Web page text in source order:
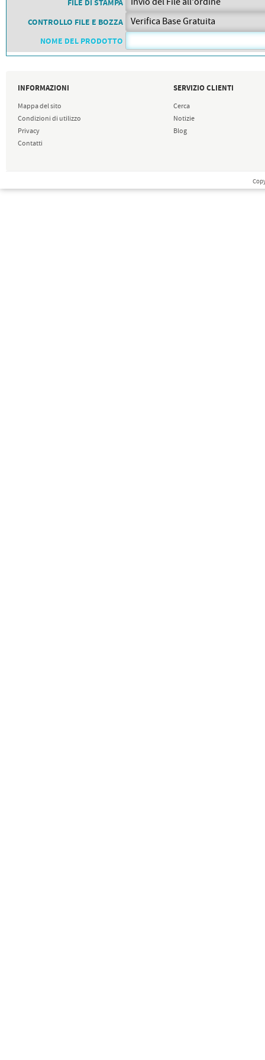
PETTORALI NUMERI DA
PETTORALI CON NOME ATLETA
NUMERI DA GARA MTB
FILE DI STAMPA
CONTROLLO FILE E BOZZA
NOME DEL PRODOTTO
INFORMAZIONI
Mappa del sito
Condizioni di utilizzo
Privacy
Contatti
SERVIZIO CLIENTI
Cerca
Notizie
Blog